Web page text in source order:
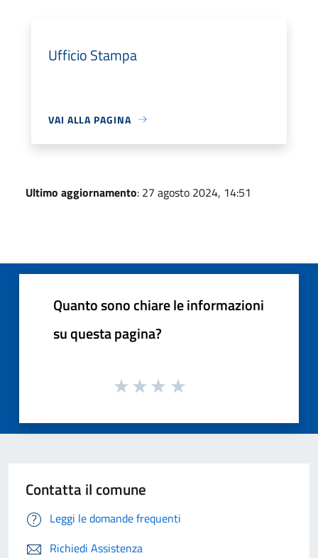
Ufficio Stampa
VAI ALLA PAGINA
Ultimo aggiornamento: 27 agosto 2024, 14:51
Quanto sono chiare le informazioni
su questa pagina?
Contatta il comune
Leggi le domande frequenti
Richiedi Assistenza